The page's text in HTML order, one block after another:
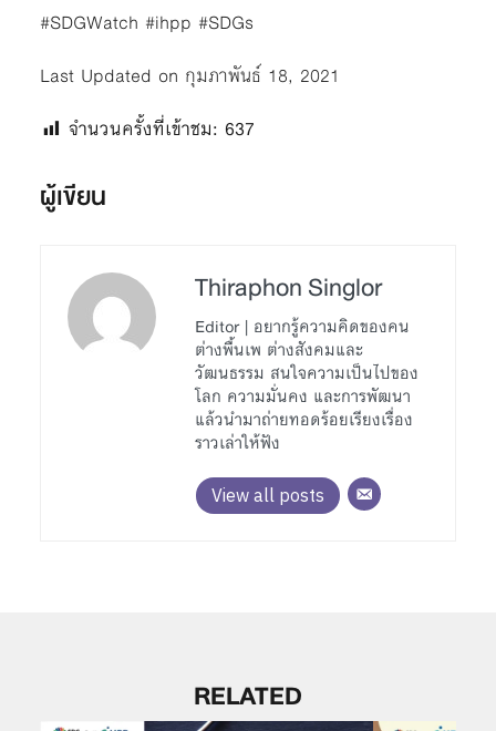
#SDGWatch #ihpp #SDGs
Last Updated on กุมภาพันธ์ 18, 2021
จำนวนครั้งที่เข้าชม: 637
ผู้เขียน
Thiraphon Singlor
Editor | อยากรู้ความคิดของคน
ต่างพื้นเพ ต่างสังคมและ
วัฒนธรรม สนใจความเป็นไปของ
โลก ความมั่นคง และการพัฒนา
แล้วนำมาถ่ายทอดร้อยเรียงเรื่อง
ราวเล่าให้ฟัง
View all posts
RELATED